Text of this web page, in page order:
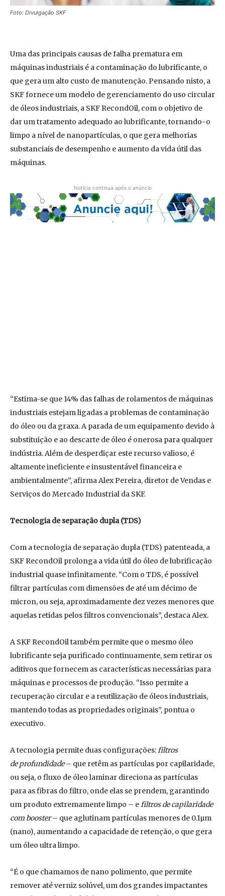
Foto: Divulgação SKF
Uma das principais causas de falha prematura em
máquinas industriais é a contaminação do lubrificante, o
que gera um alto custo de manutenção. Pensando nisto, a
SKF fornece um modelo de gerenciamento do uso circular
de óleos industriais, a SKF RecondOil, com o objetivo de
dar um tratamento adequado ao lubrificante, tornando-o
limpo a nível de nanopartículas, o que gera melhorias
substanciais de desempenho e aumento da vida útil das
máquinas.
Notícia continua após o anúncio
“Estima-se que 14% das falhas de rolamentos de máquinas
industriais estejam ligadas a problemas de contaminação
do óleo ou da graxa. A parada de um equipamento devido à
substituição e ao descarte de óleo é onerosa para qualquer
indústria. Além de desperdiçar este recurso valioso, é
altamente ineficiente e insustentável financeira e
ambientalmente”, afirma Alex Pereira, diretor de Vendas e
Serviços do Mercado Industrial da SKF.
Tecnologia de separação dupla (TDS)
Com a tecnologia de separação dupla (TDS) patenteada, a
SKF RecondOil prolonga a vida útil do óleo de lubrificação
industrial quase infinitamente. “Com o TDS, é possível
filtrar partículas com dimensões de até um décimo de
micron, ou seja, aproximadamente dez vezes menores que
aquelas retidas pelos filtros convencionais”, destaca Alex.
A SKF RecondOil também permite que o mesmo óleo
lubrificante seja purificado continuamente, sem retirar os
aditivos que fornecem as características necessárias para
máquinas e processos de produção. “Isso permite a
recuperação circular e a reutilização de óleos industriais,
mantendo todas as propriedades originais”, pontua o
executivo.
A tecnologia permite duas configurações:filtros
de profundidade– que retêm as partículas por capilaridade,
ou seja, o fluxo de óleo laminar direciona as partículas
para as fibras do filtro, onde elas se prendem, garantindo
um produto extremamente limpo – efiltros de capilaridade
com booster– que aglutinam partículas menores de 0.1µm
(nano), aumentando a capacidade de retenção, o que gera
um óleo ultra limpo.
“É o que chamamos de nano polimento, que permite
remover até verniz solúvel, um dos grandes impactantes